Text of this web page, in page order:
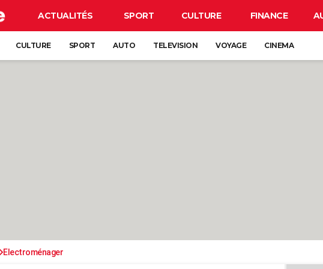
ACTUALITÉS SPORT CULTURE FINANCE
CULTURE SPORT AUTO TELEVISION VOYAGE CINEMA
Electroménager